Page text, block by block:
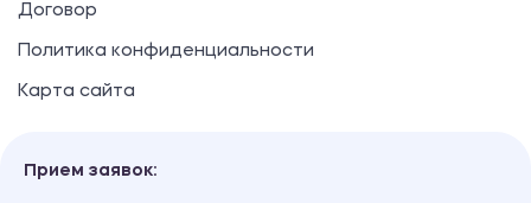
Договор
Политика конфиденциальности
Карта сайта
Прием заявок: